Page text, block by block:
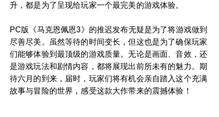
升，都是为了呈现给玩家一个最完美的游戏体验。
PC版《马克恩佩恩3》的推迟发布无疑是为了将游戏做到
尽善尽美。虽然等待的时间变长，但这也是为了确保玩家
们能够体验到最顶级的游戏质量。无论是画面、音效，还
是游戏玩法和剧情内容，都将展现出前所未有的魅力。期
待六月的到来，届时，玩家们将有机会亲自踏入这个充满
故事与冒险的世界，感受这款大作带来的震撼体验！